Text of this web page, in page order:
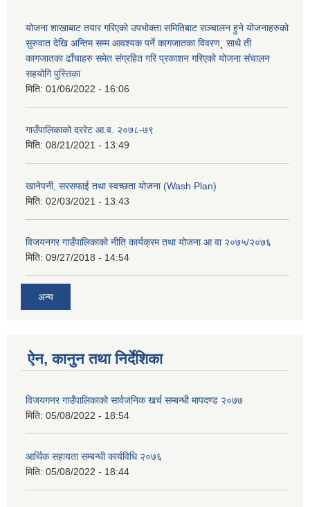
योजना शाखाबाट तयार गरिएको उपभोक्ता समितिबाट सञ्चालन हुने योजनाहरुको
सुरुवात देखि अन्तिम सम्म आवश्यक पर्ने कागजातका विवरण¸ साथै ती
कागजातका ढाँचाहरु समेत संग्रहित गरि प्रकाशन गरिएको योजना संचालन
सहयोगि पुस्तिका
मिति: 01/06/2022 - 16:06
गाउँपालिकाको दररेट आ.व. २०७८-७९
मिति: 08/21/2021 - 13:49
खानेपनी, सरसफाई तथा स्वच्छता योजना (Wash Plan)
मिति: 02/03/2021 - 13:43
विजयनगर गाउँपालिकाको नीति कार्यक्रम तथा योजना आ वा २०७५/२०७६
मिति: 09/27/2018 - 14:54
अन्य
ऐन, कानुन तथा निर्देशिका
विजयगनर गाउँपालिकाको सार्वजनिक खर्च सम्बन्धी मापदण्ड २०७७
मिति: 05/08/2022 - 18:54
आर्थिक सहायता सम्बन्धी कार्यविधि २०७६
मिति: 05/08/2022 - 18:44